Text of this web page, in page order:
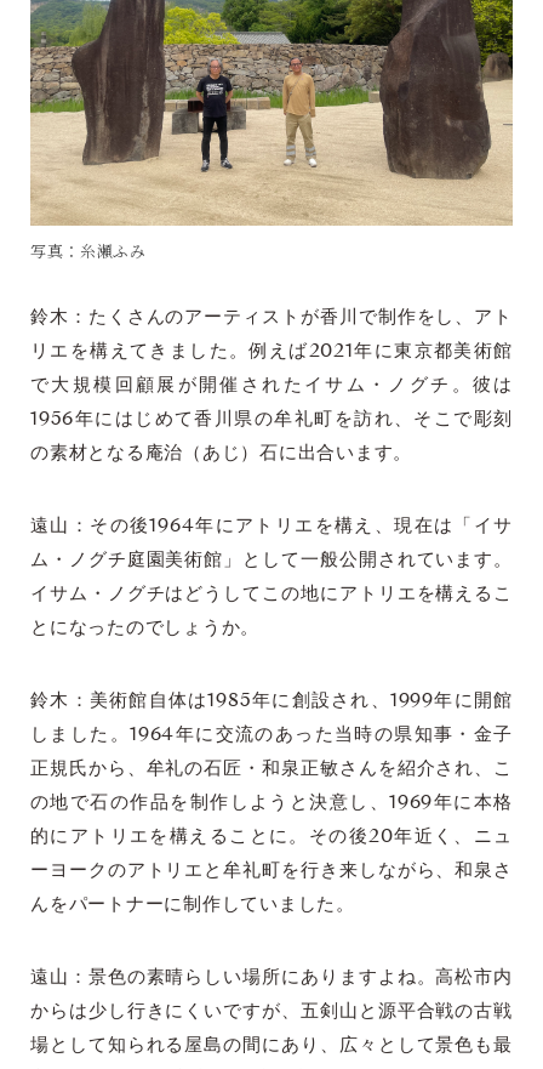
写真：糸瀬ふみ
鈴木：たくさんのアーティストが香川で制作をし、アト
リエを構えてきました。例えば2021年に東京都美術館
で大規模回顧展が開催されたイサム・ノグチ。彼は
1956年にはじめて香川県の牟礼町を訪れ、そこで彫刻
の素材となる庵治（あじ）石に出合います。
遠山：その後1964年にアトリエを構え、現在は「イサ
ム・ノグチ庭園美術館」として一般公開されています。
イサム・ノグチはどうしてこの地にアトリエを構えるこ
とになったのでしょうか。
鈴木：美術館自体は1985年に創設され、1999年に開館
しました。1964年に交流のあった当時の県知事・金子
正規氏から、牟礼の石匠・和泉正敏さんを紹介され、こ
の地で石の作品を制作しようと決意し、1969年に本格
的にアトリエを構えることに。その後20年近く、ニュ
ーヨークのアトリエと牟礼町を行き来しながら、和泉さ
んをパートナーに制作していました。
遠山：景色の素晴らしい場所にありますよね。高松市内
からは少し行きにくいですが、五剣山と源平合戦の古戦
場として知られる屋島の間にあり、広々として景色も最